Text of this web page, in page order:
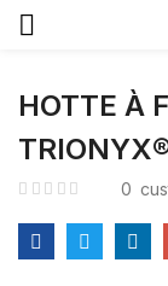
HOTTE À
0